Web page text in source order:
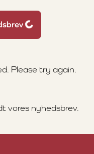
Please try again.
vores nyhedsbrev.